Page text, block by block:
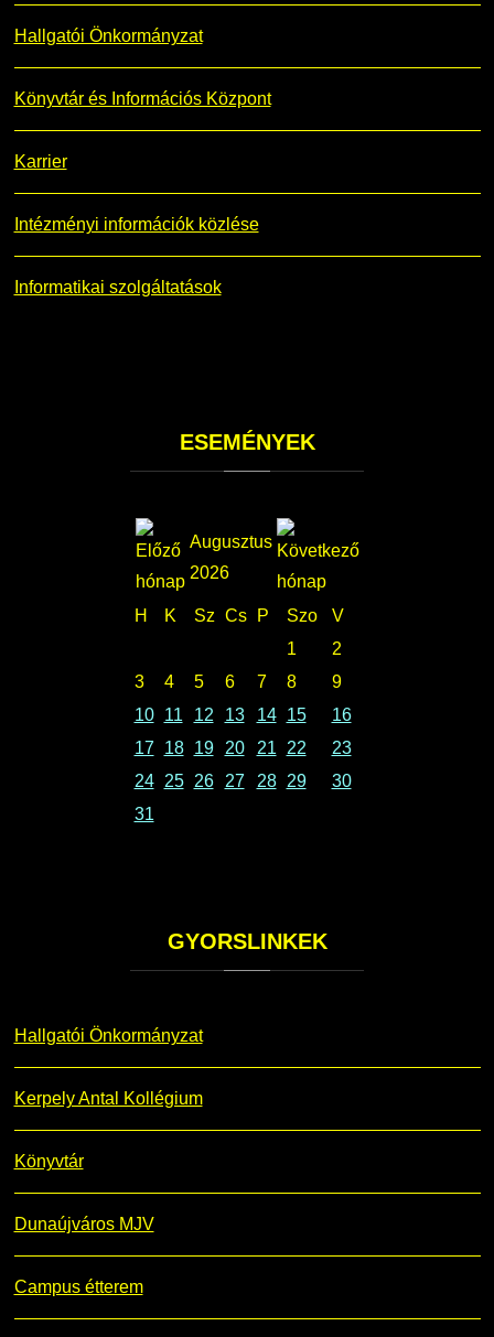
Hallgatói Önkormányzat
Könyvtár és Információs Központ
Karrier
Intézményi információk közlése
Informatikai szolgáltatások
ESEMÉNYEK
Augusztus
2026
H K Sz Cs P Szo
V
1
2
3
4 5 6 7 8
9
10
11 12 13 14 15
16
17
18 19 20 21 22
23
24
25 26 27 28 29
30
31
GYORSLINKEK
Hallgatói Önkormányzat
Kerpely Antal Kollégium
Könyvtár
Dunaújváros MJV
Campus étterem